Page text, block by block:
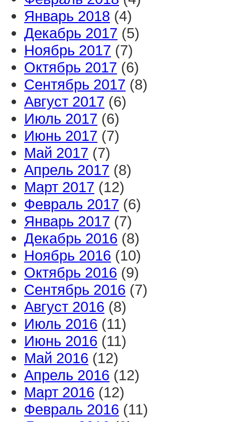
Январь 2018 (4)
Декабрь 2017 (5)
Ноябрь 2017 (7)
Октябрь 2017 (6)
Сентябрь 2017 (8)
Август 2017 (6)
Июль 2017 (6)
Июнь 2017 (7)
Май 2017 (7)
Апрель 2017 (8)
Март 2017 (12)
Февраль 2017 (6)
Январь 2017 (7)
Декабрь 2016 (8)
Ноябрь 2016 (10)
Октябрь 2016 (9)
Сентябрь 2016 (7)
Август 2016 (8)
Июль 2016 (11)
Июнь 2016 (11)
Май 2016 (12)
Апрель 2016 (12)
Март 2016 (12)
Февраль 2016 (11)